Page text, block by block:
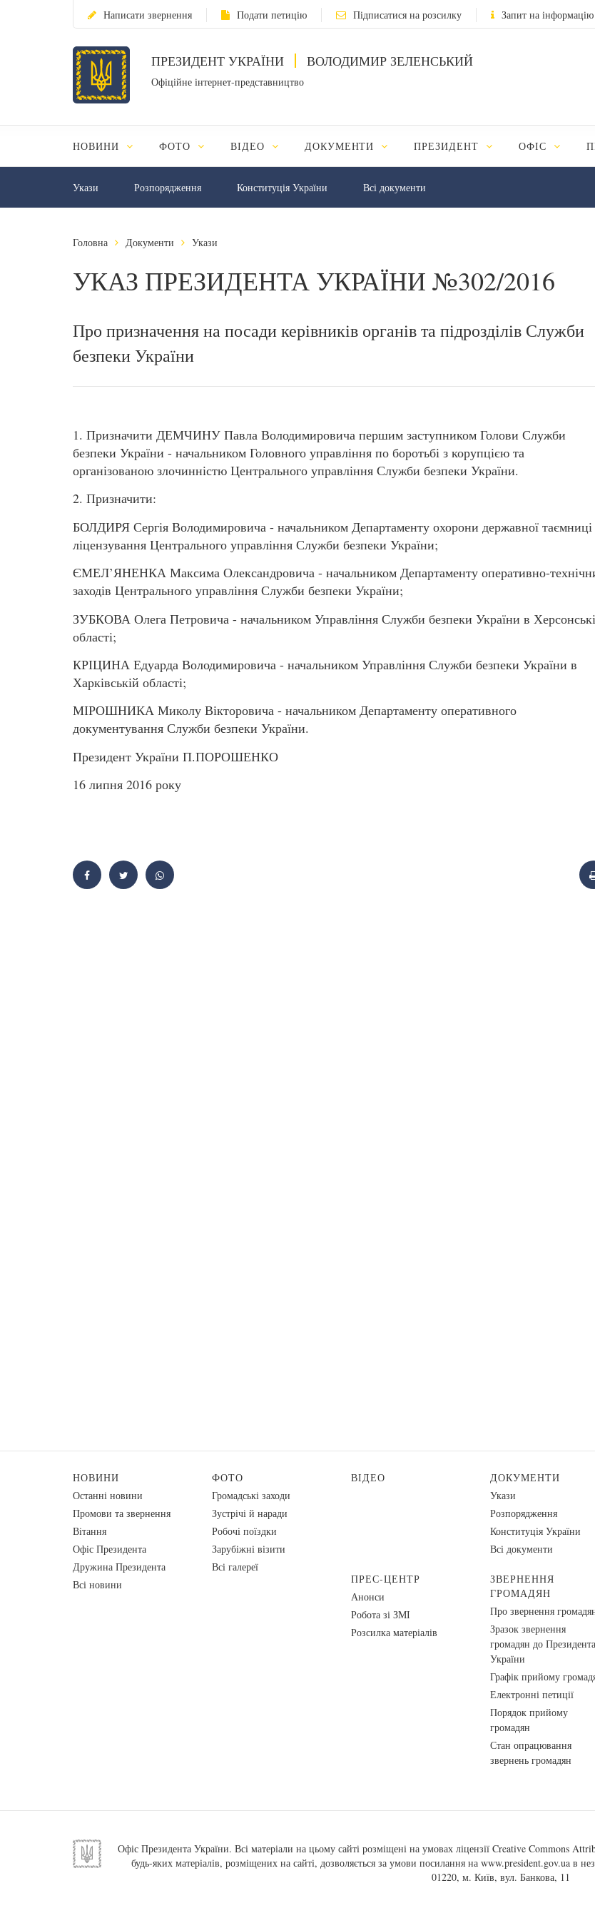
Написати звернення Подати петицію Підписатися на розсилку Запит на інформацію
ПРЕЗИДЕНТ УКРАЇНИ ВОЛОДИМИР ЗЕЛЕНСЬКИЙ
Офіційне інтернет-представництво
НОВИНИ ФОТО ВІДЕО ДОКУМЕНТИ ПРЕЗИДЕНТ ОФІС
Укази Розпорядження Конституція України Всі документи
Головна Документи Укази
УКАЗ ПРЕЗИДЕНТА УКРАЇНИ №302/2016
Про призначення на посади керівників органів та підрозділів Служби
безпеки України
1. Призначити ДЕМЧИНУ Павла Володимировича першим заступником Голови Служби
безпеки України - начальником Головного управління по боротьбі з корупцією та
організованою злочинністю Центрального управління Служби безпеки України.
2. Призначити:
БОЛДИРЯ Сергія Володимировича - начальником Департаменту охорони державної таємниці
ліцензування Центрального управління Служби безпеки України;
ЄМЕЛ’ЯНЕНКА Максима Олександровича - начальником Департаменту оперативно-
заходів Центрального управління Служби безпеки України;
ЗУБКОВА Олега Петровича - начальником Управління Служби безпеки України в
області;
КРІЦИНА Едуарда Володимировича - начальником Управління Служби безпеки України в
Харківській області;
МІРОШНИКА Миколу Вікторовича - начальником Департаменту оперативного
документування Служби безпеки України.
Президент України П.ПОРОШЕНКО
16 липня 2016 року
НОВИНИ
Останні новини
Промови та звернення
Вiтання
Офіс Президента
Дружина Президента
Всі новини
ФОТО
Громадські заходи
Зустрічі й наради
Робочі поїздки
Зарубіжні візити
Всі галереї
ВІДЕО
ДОКУМЕНТИ
Укази
Розпорядження
Конституція України
Всі документи
ПРЕС-ЦЕНТР
Анонси
Робота зі ЗМІ
Розсилка матеріалів
ЗВЕРНЕННЯ
ГРОМАДЯН
Про звернення
Зразок звернення
громадян до Президента
України
Графік прийому
Електронні петиції
Порядок прийому
громадян
Стан опрацювання
звернень громадян
Офіс Президента України. Всі матеріали на цьому сайті розміщені на умовах ліцензії Creative Commons
будь-яких матеріалів, розміщених на сайті, дозволяється за умови посилання на www.president.gov.ua в
01220, м. Київ, вул. Банкова, 11